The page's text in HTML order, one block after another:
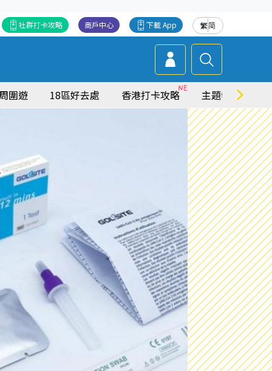
繁简
下載 App
商戶中心
社群打卡攻略
圍遊 18區好去處 香港打卡攻略 主題特集